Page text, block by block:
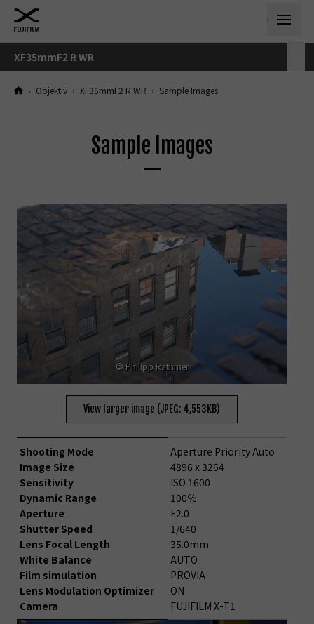
XF35mmF2 R WR
› Objektiv › XF35mmF2 R WR › Sample Images
Sample Images
© Philipp Rathmer
View larger image (JPEG: 4,553KB)
Shooting Mode
Image Size
Sensitivity
Dynamic Range
Aperture
Shutter Speed
Lens Focal Length
White Balance
Film simulation
Lens Modulation Optimizer
Camera
Aperture Priority Auto
4896 x 3264
ISO 1600
100％
F2.0
1/640
35.0mm
AUTO
PROVIA
ON
FUJIFILM X-T1